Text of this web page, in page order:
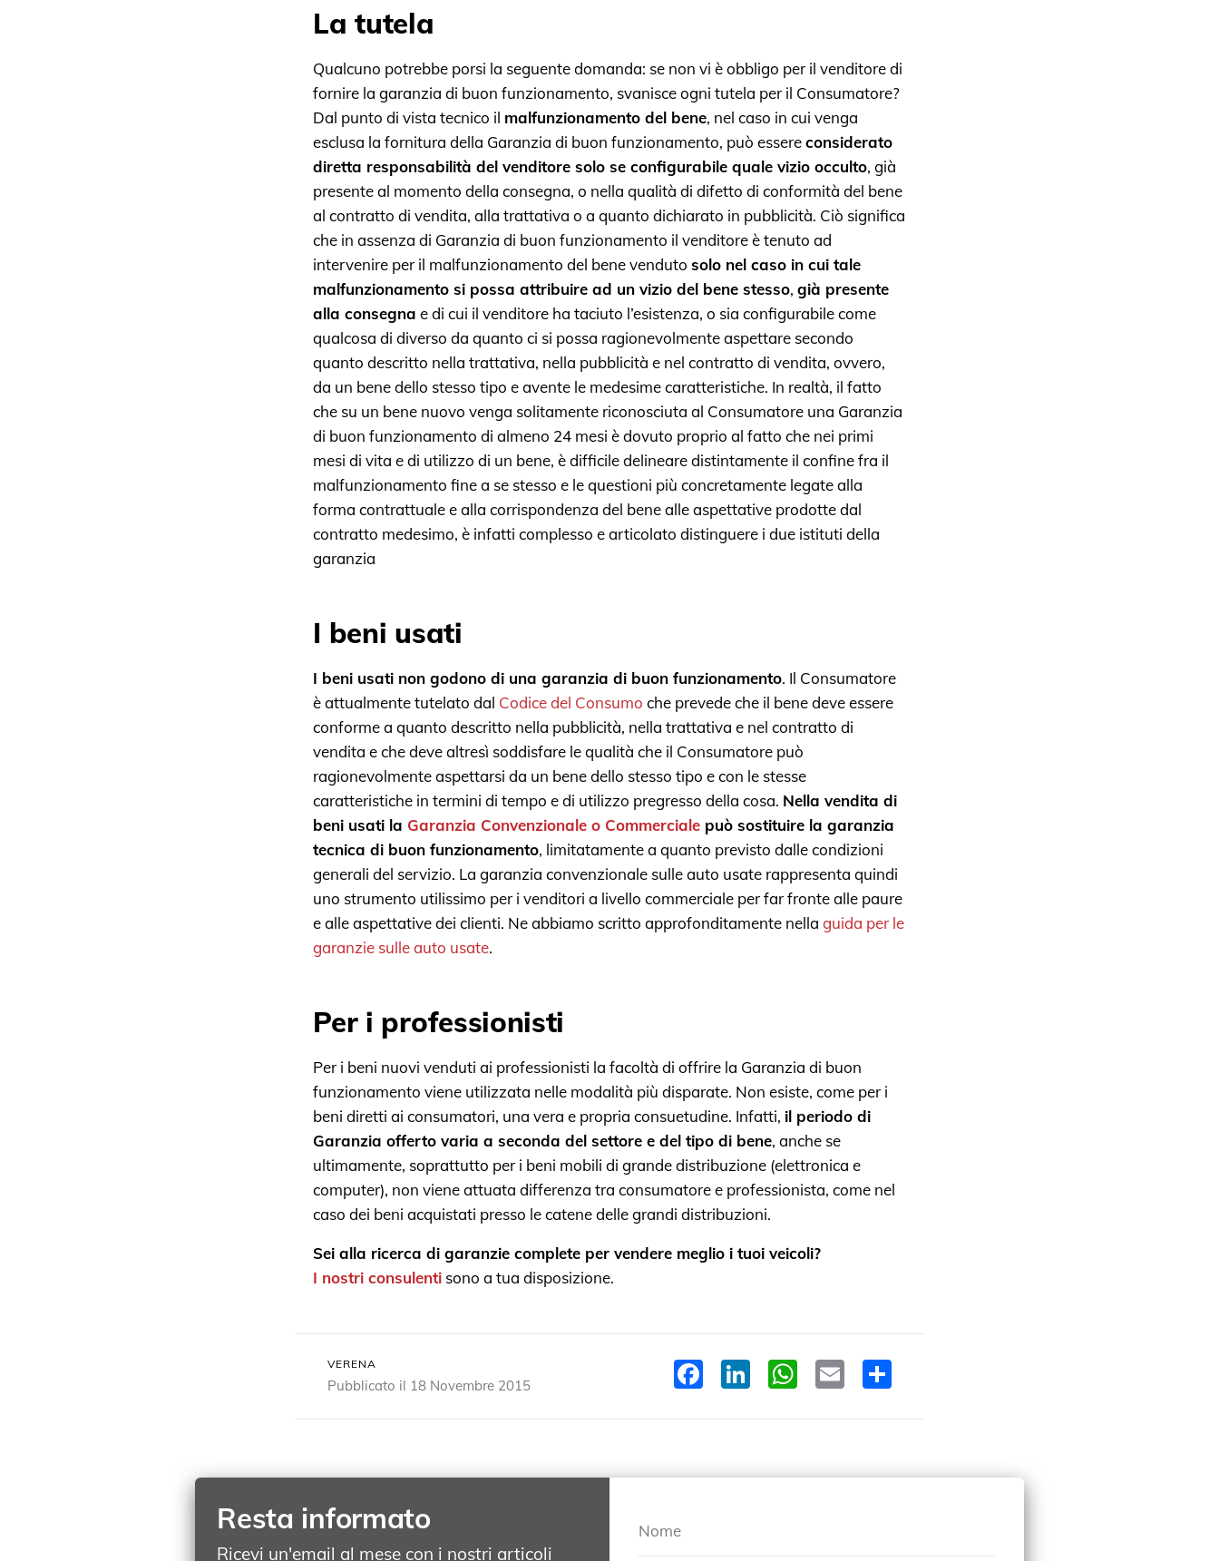
La tutela
Qualcuno potrebbe porsi la seguente domanda: se non vi è obbligo per il venditore di
fornire la garanzia di buon funzionamento, svanisce ogni tutela per il Consumatore?
Dal punto di vista tecnico il malfunzionamento del bene, nel caso in cui venga
esclusa la fornitura della Garanzia di buon funzionamento, può essereconsiderato
diretta responsabilità del venditore solo se configurabile quale vizio occulto, già
presente al momento della consegna, o nella qualità di difetto di conformità del bene
al contratto di vendita, alla trattativa o a quanto dichiarato in pubblicità. Ciò significa
che in assenza di Garanzia di buon funzionamento il venditore è tenuto ad
intervenire per il malfunzionamento del bene vendutosolo nel caso in cui tale
malfunzionamento si possa attribuire ad un vizio del bene stesso,già presente
alla consegna e di cui il venditore ha taciuto l’esistenza, o sia configurabile come
qualcosa di diverso da quanto ci si possa ragionevolmente aspettare secondo
quanto descritto nella trattativa, nella pubblicità e nel contratto di vendita, ovvero,
da un bene dello stesso tipo e avente le medesime caratteristiche. In realtà, il fatto
che su un bene nuovo venga solitamente riconosciuta al Consumatore una Garanzia
di buon funzionamento di almeno 24 mesi è dovuto proprio al fatto che nei primi
mesi di vita e di utilizzo di un bene, è difficile delineare distintamente il confine fra il
malfunzionamento fine a se stesso e le questioni più concretamente legate alla
forma contrattuale e alla corrispondenza del bene alle aspettative prodotte dal
contratto medesimo, è infatti complesso e articolato distinguere i due istituti della
garanzia
I beni usati
I beni usati non godono di una garanzia di buon funzionamento. Il Consumatore
è attualmente tutelato dal Codice del Consumo che prevede che il bene deve essere
conforme a quanto descritto nella pubblicità, nella trattativa e nel contratto di
vendita e che deve altresì soddisfare le qualità che il Consumatore può
ragionevolmente aspettarsi da un bene dello stesso tipo e con le stesse
caratteristiche in termini di tempo e di utilizzo pregresso della cosa. Nella vendita di
beni usati la Garanzia Convenzionale o Commerciale può sostituire la garanzia
tecnica di buon funzionamento, limitatamente a quanto previsto dalle condizioni
generali del servizio. La garanzia convenzionale sulle auto usate rappresenta quindi
uno strumento utilissimo per i venditori a livello commerciale per far fronte alle paure
e alle aspettative dei clienti. Ne abbiamo scritto approfonditamente nellaguida per le
garanzie sulle auto usate.
Per i professionisti
Per i beni nuovi venduti ai professionisti la facoltà di offrire la Garanzia di buon
funzionamento viene utilizzata nelle modalità più disparate. Non esiste, come per i
beni diretti ai consumatori, una vera e propria consuetudine. Infatti, il periodo di
Garanzia offerto varia a seconda del settore e del tipo di bene, anche se
ultimamente, soprattutto per i beni mobili di grande distribuzione (elettronica e
computer), non viene attuata differenza tra consumatore e professionista, come nel
caso dei beni acquistati presso le catene delle grandi distribuzioni.
Sei alla ricerca di garanzie complete per vendere meglio i tuoi veicoli?
I nostri consulenti sono a tua disposizione.
VERENA
Pubblicato il 18 Novembre 2015 Facebook
LinkedInWhatsApp
EmailCondividi
Resta informato
Ricevi un'email al mese con i nostri articoli
Nome